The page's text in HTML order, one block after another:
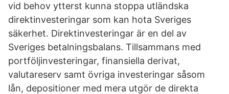
vid behov ytterst kunna stoppa utländska
direktinvesteringar som kan hota Sveriges
säkerhet. Direktinvesteringar är en del av
Sveriges betalningsbalans. Tillsammans med
portföljinvesteringar, finansiella derivat,
valutareserv samt övriga investeringar såsom
lån, depositioner med mera utgör de direkta